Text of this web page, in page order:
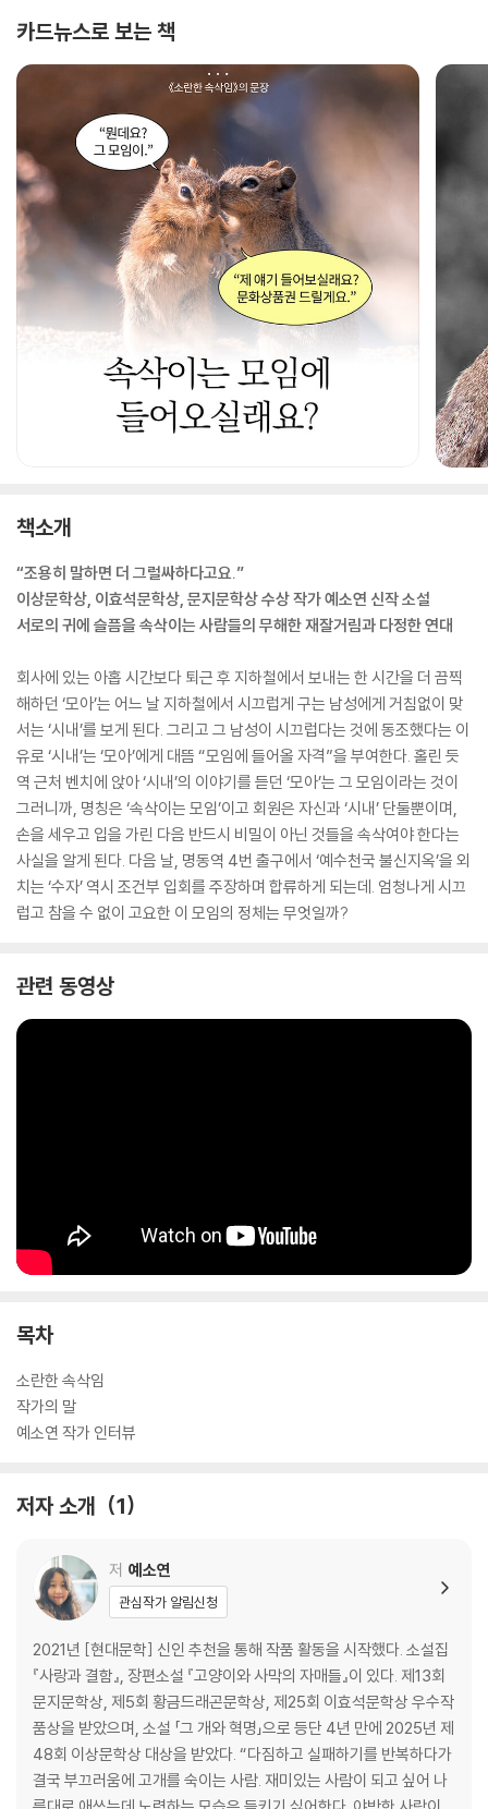
카드뉴스로 보는 책
책소개
“조용히 말하면 더 그럴싸하다고요.”
이상문학상, 이효석문학상, 문지문학상 수상 작가 예소연 신작 소설
서로의 귀에 슬픔을 속삭이는 사람들의 무해한 재잘거림과 다정한 연대
회사에 있는 아홉 시간보다 퇴근 후 지하철에서 보내는 한 시간을 더 끔찍
해하던 ‘모아’는 어느 날 지하철에서 시끄럽게 구는 남성에게 거침없이 맞
서는 ‘시내’를 보게 된다. 그리고 그 남성이 시끄럽다는 것에 동조했다는 이
유로 ‘시내’는 ‘모아’에게 대뜸 “모임에 들어올 자격”을 부여한다. 홀린 듯
역 근처 벤치에 앉아 ‘시내’의 이야기를 듣던 ‘모아’는 그 모임이라는 것이
그러니까, 명칭은 ‘속삭이는 모임’이고 회원은 자신과 ‘시내’ 단둘뿐이며,
손을 세우고 입을 가린 다음 반드시 비밀이 아닌 것들을 속삭여야 한다는
사실을 알게 된다. 다음 날, 명동역 4번 출구에서 ‘예수천국 불신지옥’을 외
치는 ‘수자’ 역시 조건부 입회를 주장하며 합류하게 되는데. 엄청나게 시끄
럽고 참을 수 없이 고요한 이 모임의 정체는 무엇일까?
관련 동영상
목차
소란한 속삭임
작가의 말
예소연 작가 인터뷰
저자 소개 1
저 예소연
관심작가 알림신청
2021년 [현대문학] 신인 추천을 통해 작품 활동을 시작했다. 소설집
『사랑과 결함』, 장편소설 『고양이와 사막의 자매들』이 있다. 제13회
문지문학상, 제5회 황금드래곤문학상, 제25회 이효석문학상 우수작
품상을 받았으며, 소설 「그 개와 혁명」으로 등단 4년 만에 2025년 제
48회 이상문학상 대상을 받았다. “다짐하고 실패하기를 반복하다가
결국 부끄러움에 고개를 숙이는 사람. 재미있는 사람이 되고 싶어 나